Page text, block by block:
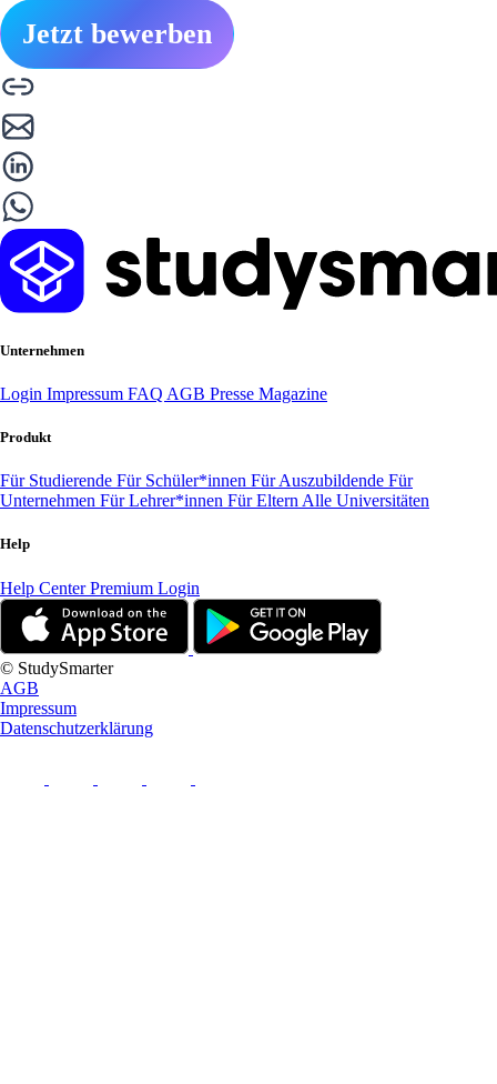
Jetzt bewerben
Unternehmen
Login Impressum FAQ AGB Presse Magazine
Produkt
Für Studierende Für Schüler*innen Für Auszubildende Für
Unternehmen Für Lehrer*innen Für Eltern Alle Universitäten
Help
Help CenterPremium Login
© StudySmarter
AGB
Impressum
Datenschutzerklärung